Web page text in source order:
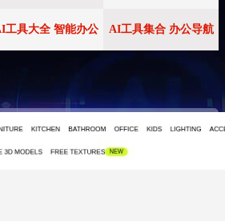
工具大全 智能办公 AI工具集合 办公导航